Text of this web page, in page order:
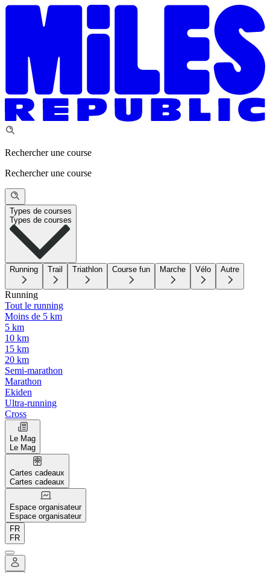
Rechercher une course
Rechercher une course
Types de courses
Types de courses
Running Trail Triathlon Course fun Marche Vélo Autre
Running
Tout le running
Moins de 5 km
5 km
10 km
15 km
20 km
Semi-marathon
Marathon
Ekiden
Ultra-running
Cross
Le Mag
Le Mag
Cartes cadeaux
Cartes cadeaux
Espace organisateur
Espace organisateur
FR
FR